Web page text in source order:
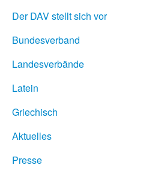
Der DAV stellt sich vor
Bundesverband
Landesverbände
Latein
Griechisch
Aktuelles
Presse